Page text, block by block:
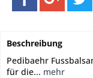
Beschreibung
Pedibaehr
für die... mehr